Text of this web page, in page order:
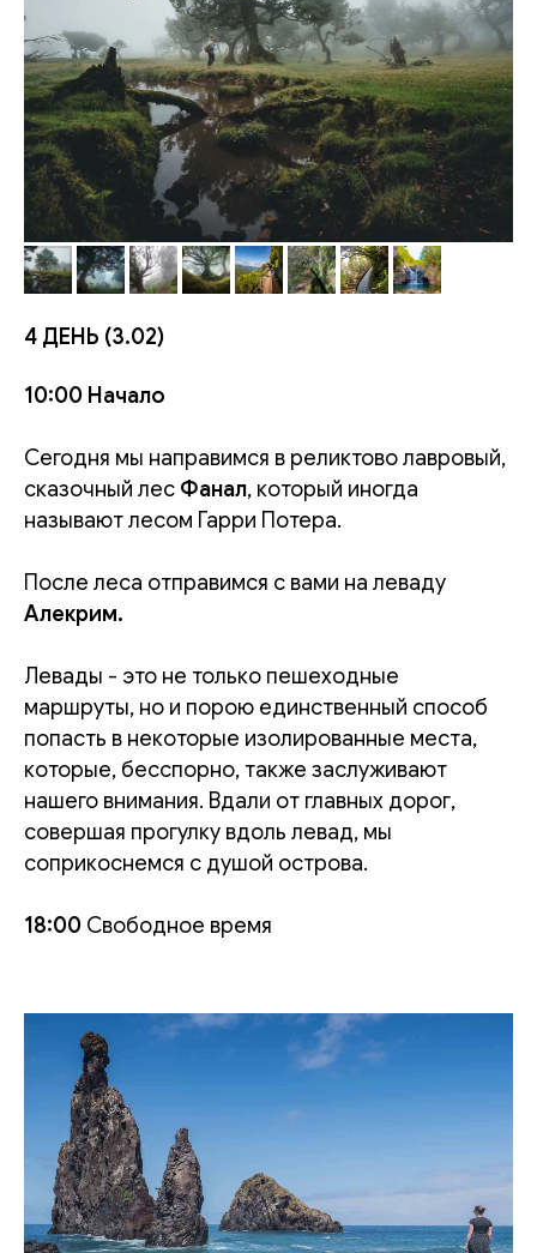
4 ДЕНЬ (3.02)
10:00 Начало
Сегодня мы направимся в реликтово лавровый,
сказочный лес Фанал, который иногда
называют лесом Гарри Потера.
После леса отправимся с вами на леваду
Алекрим.
Левады - это не только пешеходные
маршруты, но и порою единственный способ
попасть в некоторые изолированные места,
которые, бесспорно, также заслуживают
нашего внимания. Вдали от главных дорог,
совершая прогулку вдоль левад, мы
соприкоснемся с душой острова.
18:00 Свободное время